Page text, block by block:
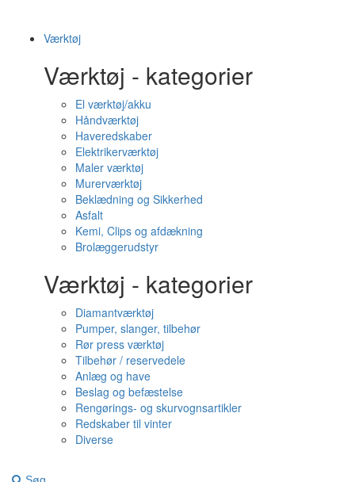
Værktøj
Værktøj - kategorier
El værktøj/akku
Håndværktøj
Haveredskaber
Elektrikerværktøj
Maler værktøj
Murerværktøj
Beklædning og Sikkerhed
Asfalt
Kemi, Clips og afdækning
Brolæggerudstyr
Værktøj - kategorier
Diamantværktøj
Pumper, slanger, tilbehør
Rør press værktøj
Tilbehør / reservedele
Anlæg og have
Beslag og befæstelse
Rengørings- og skurvognsartikler
Redskaber til vinter
Diverse